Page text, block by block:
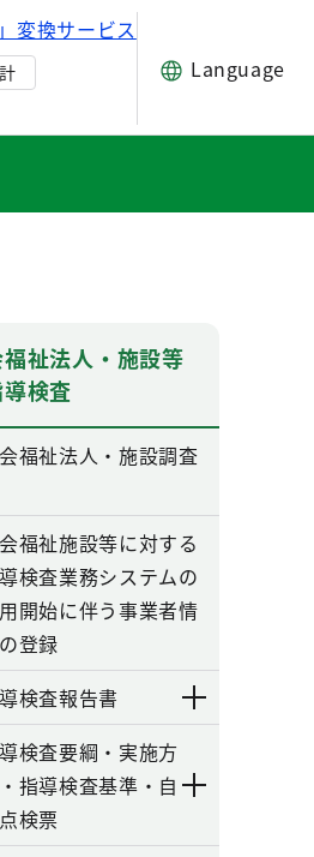
変換サービス
Language
祉法人・施設等
検査
福祉法人・施設調査
福祉施設等に対する
検査業務システムの
開始に伴う事業者情
登録
検査報告書
検査要綱・実施方
指導検査基準・自
検票